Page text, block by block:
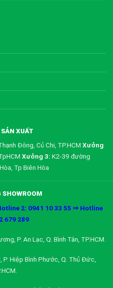
XUẤT
Đông, Củ Chi, TP.HCM Xưởng
Xưởng 3: K2-39 đường
Tp Biên Hòa
SHOWROOM
2: 0941 10 33 55 ⇒ Hotline
679 289
P. An Lạc, Q. Bình Tân, TP.HCM.
Hiệp Bình Phước, Q. Thủ Đức,